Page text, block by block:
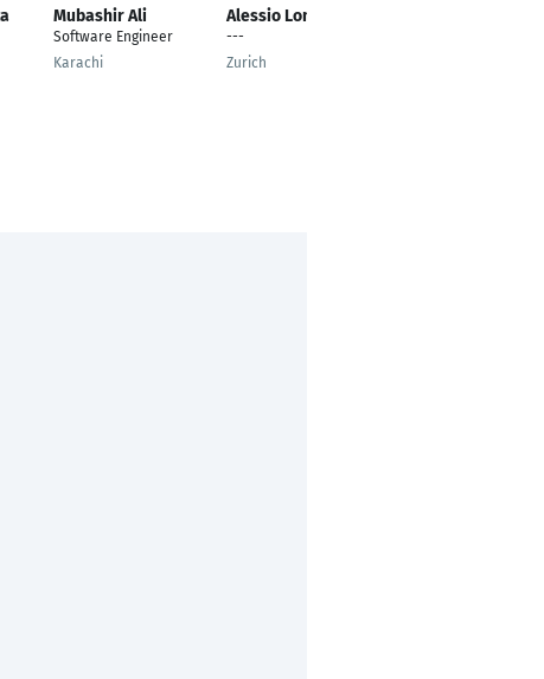
Mubashir Ali
Software Engineer
Karachi
Alessio Longhi
---
Zurich